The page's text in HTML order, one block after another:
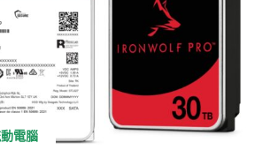
電腦